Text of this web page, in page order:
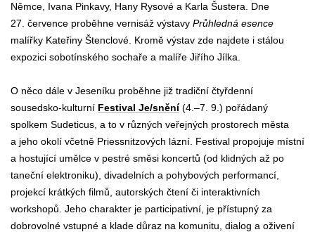
Němce, Ivana Pinkavy, Hany Rysové a Karla Šustera. Dne
27. července proběhne vernisáž výstavy Průhledná esence
malířky Kateřiny Štenclové. Kromě výstav zde najdete i stálou
expozici sobotínského sochaře a malíře Jiřího Jílka.
O něco dále v Jeseníku proběhne již tradiční čtyřdenní
sousedsko-kulturní Festival Je/snění(4.–7. 9.) pořádaný
spolkem Sudeticus, a to v různých veřejných prostorech města
a jeho okolí včetně Priessnitzových lázní. Festival propojuje místní
a hostující umělce v pestré směsi koncertů (od klidných až po
taneční elektroniku), divadelních a pohybových performancí,
projekcí krátkých filmů, autorských čtení či interaktivních
workshopů. Jeho charakter je participativní, je přístupný za
dobrovolné vstupné a klade důraz na komunitu, dialog a oživení